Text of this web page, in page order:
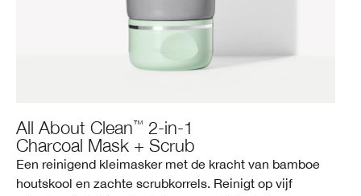
All About Clean™ 2-in-1
Charcoal Mask + Scrub
Een reinigend kleimasker met de kracht van bamboe
houtskool en zachte scrubkorrels. Reinigt op vijf